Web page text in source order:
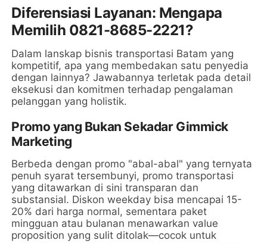
Diferensiasi Layanan: Mengapa
Memilih 0821-8685-2221?
Dalam lanskap bisnis transportasi Batam yang
kompetitif, apa yang membedakan satu penyedia
dengan lainnya? Jawabannya terletak pada detail
eksekusi dan komitmen terhadap pengalaman
pelanggan yang holistik.
Promo yang Bukan Sekadar Gimmick
Marketing
Berbeda dengan promo "abal-abal" yang ternyata
penuh syarat tersembunyi, promo transportasi
yang ditawarkan di sini transparan dan
substansial. Diskon weekday bisa mencapai 15-
20% dari harga normal, sementara paket
mingguan atau bulanan menawarkan value
proposition yang sulit ditolak—cocok untuk